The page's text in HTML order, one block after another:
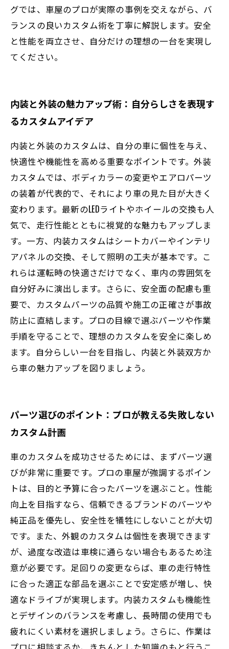
グでは、車屋のプロが実際の事例を交えながら、バ
ランスの良いカスタム術を丁寧に解説します。安全
と性能を両立させ、自分だけの理想の一台を実現し
てください。
内装と外装の魅力アップ術：自分らしさを表現す
るカスタムアイデア
内装と外装のカスタムは、自分の車に個性を与え、
快適性や機能性を高める重要なポイントです。外装
カスタムでは、ボディカラーの変更やエアロパーツ
の装着が代表的で、それにより車の見た目が大きく
変わります。最新のLEDライトやホイールの交換も人
気で、走行性能とともに視覚的な魅力もアップしま
す。一方、内装カスタムはシートカバーやインテリ
アパネルの交換、そして照明の工夫が基本です。こ
れらは運転時の快適さだけでなく、車内の雰囲気を
自分好みに演出します。さらに、安全面の配慮も重
要で、カスタムパーツの品質や施工の正確さが事故
防止に直結します。プロの目線で選ぶパーツや作業
手順を守ることで、理想のカスタムを安全に楽しめ
ます。自分らしい一台を目指し、内装と外装双方か
ら車の魅力アップを図りましょう。
パーツ選びのポイント：プロが教える失敗しない
カスタム計画
車のカスタムを成功させるためには、まずパーツ選
びが非常に重要です。プロの車屋が強調するポイン
トは、目的と予算に合ったパーツを選ぶこと。性能
向上を目指すなら、信頼できるブランドのパーツや
純正品を優先し、安全性を犠牲にしないことが大切
です。また、外観のカスタムは個性を表現できます
が、過度な改造は車検に通らない場合もあるため注
意が必要です。足回りの変更ならば、車の走行特性
に合った適正な部品を選ぶことで安定感が増し、快
適なドライブが実現します。内装カスタムも機能性
とデザインのバランスを考慮し、長時間の使用でも
疲れにくい素材を選択しましょう。さらに、作業は